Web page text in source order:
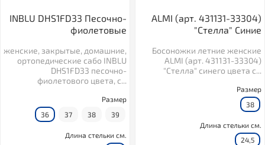
INBLU DHS1FD33 Песочно-
фиолетовые
женские, закрытые, домашние,
ортопедические сабо INBLU
DHS1FD33 песочно-
фиолетового цвета, с...
Размер
36
37 38 39
Длина стельки см.
ALMI (арт. 431131-33304)
"Стелла" Синие
Босоножки летние женские
ALMI (арт. 431131-33304)
"Стелла" синего цвета с...
Размер
38
Длина стельки см.
24,5